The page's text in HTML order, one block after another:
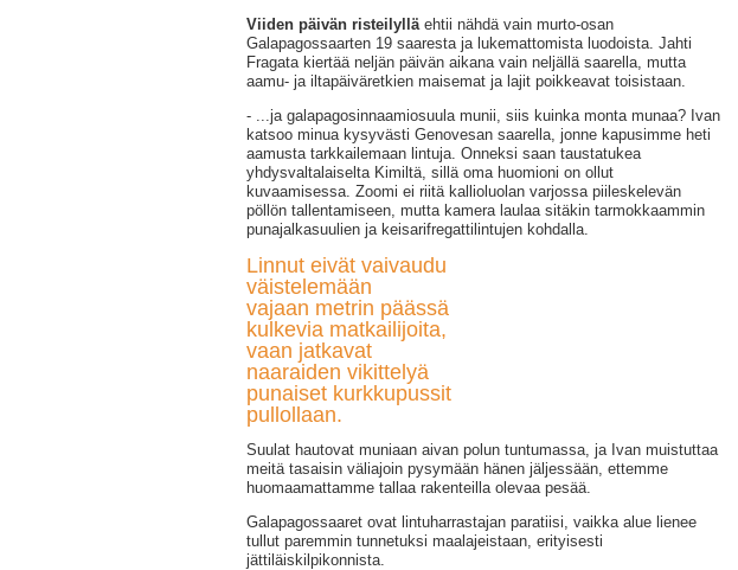
Viiden päivän risteilyllä ehtii nähdä vain murto-osan
Galapagossaarten 19 saaresta ja lukemattomista luodoista. Jahti
Fragata kiertää neljän päivän aikana vain neljällä saarella, mutta
aamu- ja iltapäiväretkien maisemat ja lajit poikkeavat toisistaan.
- ...ja galapagosinnaamiosuula munii, siis kuinka monta munaa? Ivan
katsoo minua kysyvästi Genovesan saarella, jonne kapusimme heti
aamusta tarkkailemaan lintuja. Onneksi saan taustatukea
yhdysvaltalaiselta Kimiltä, sillä oma huomioni on ollut
kuvaamisessa. Zoomi ei riitä kallioluolan varjossa piileskelevän
pöllön tallentamiseen, mutta kamera laulaa sitäkin tarmokkaammin
punajalkasuulien ja keisarifregattilintujen kohdalla.
Linnut eivät vaivaudu
väistelemään
vajaan metrin päässä
kulkevia matkailijoita,
vaan jatkavat
naaraiden vikittelyä
punaiset kurkkupussit
pullollaan.
Suulat hautovat muniaan aivan polun tuntumassa, ja Ivan muistuttaa
meitä tasaisin väliajoin pysymään hänen jäljessään, ettemme
huomaamattamme tallaa rakenteilla olevaa pesää.
Galapagossaaret ovat lintuharrastajan paratiisi, vaikka alue lienee
tullut paremmin tunnetuksi maalajeistaan, erityisesti
jättiläiskilpikonnista.